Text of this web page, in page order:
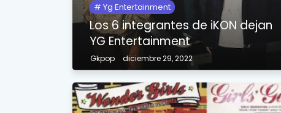
Yg Entertainment
Los 6 integrantes de iKON dejan
YG Entertainment
Gkpop diciembre 29, 2022